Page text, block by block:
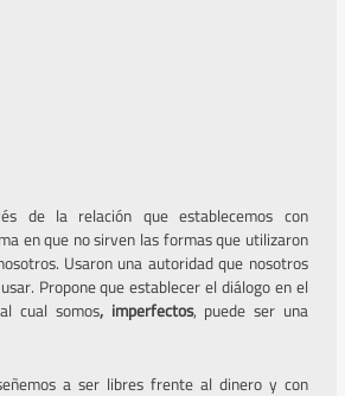
de la relación que establecemos con
en que no sirven las formas que utilizaron
Usaron una autoridad que nosotros
Propone que establecer el diálogo en el
cual somos, imperfectos, puede ser una
a ser libres frente al dinero y con